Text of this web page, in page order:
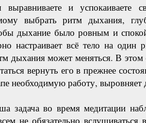
и успокаиваете
выбрать ритм дыхания,
дыхание было ровным и
настраивает всё тело на
дыхания может меняться. В
вернуть его в прежнее
необходимую работу,
задача во время медитации
не обязательно